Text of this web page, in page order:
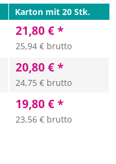
Karton mit 20 Stk.
21,80 € *
25,94 € brutto
20,80 € *
24,75 € brutto
19,80 € *
23,56 € brutto